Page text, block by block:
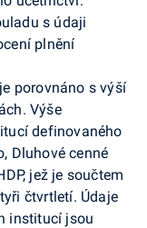
s údaji
plnění
porovnáno s výší
Výše
definovaného
Dluhové cenné
jež je součtem
čtvrtletí. Údaje
institucí jsou